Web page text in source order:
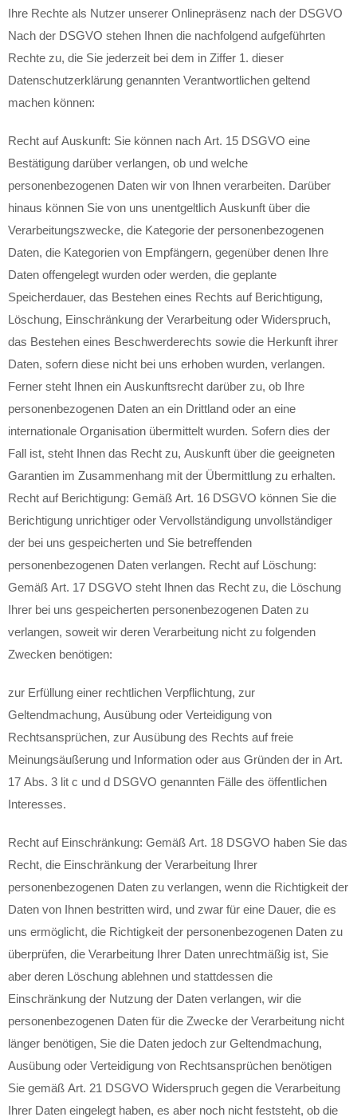
Ihre Rechte als Nutzer unserer Onlinepräsenz nach der DSGVO
Nach der DSGVO stehen Ihnen die nachfolgend aufgeführten
Rechte zu, die Sie jederzeit bei dem in Ziffer 1. dieser
Datenschutzerklärung genannten Verantwortlichen geltend
machen können:
Recht auf Auskunft: Sie können nach Art. 15 DSGVO eine
Bestätigung darüber verlangen, ob und welche
personenbezogenen Daten wir von Ihnen verarbeiten. Darüber
hinaus können Sie von uns unentgeltlich Auskunft über die
Verarbeitungszwecke, die Kategorie der personenbezogenen
Daten, die Kategorien von Empfängern, gegenüber denen Ihre
Daten offengelegt wurden oder werden, die geplante
Speicherdauer, das Bestehen eines Rechts auf Berichtigung,
Löschung, Einschränkung der Verarbeitung oder Widerspruch,
das Bestehen eines Beschwerderechts sowie die Herkunft ihrer
Daten, sofern diese nicht bei uns erhoben wurden, verlangen.
Ferner steht Ihnen ein Auskunftsrecht darüber zu, ob Ihre
personenbezogenen Daten an ein Drittland oder an eine
internationale Organisation übermittelt wurden. Sofern dies der
Fall ist, steht Ihnen das Recht zu, Auskunft über die geeigneten
Garantien im Zusammenhang mit der Übermittlung zu erhalten.
Recht auf Berichtigung: Gemäß Art. 16 DSGVO können Sie die
Berichtigung unrichtiger oder Vervollständigung unvollständiger
der bei uns gespeicherten und Sie betreffenden
personenbezogenen Daten verlangen. Recht auf Löschung:
Gemäß Art. 17 DSGVO steht Ihnen das Recht zu, die Löschung
Ihrer bei uns gespeicherten personenbezogenen Daten zu
verlangen, soweit wir deren Verarbeitung nicht zu folgenden
Zwecken benötigen:
zur Erfüllung einer rechtlichen Verpflichtung, zur
Geltendmachung, Ausübung oder Verteidigung von
Rechtsansprüchen, zur Ausübung des Rechts auf freie
Meinungsäußerung und Information oder aus Gründen der in Art.
17 Abs. 3 lit c und d DSGVO genannten Fälle des öffentlichen
Interesses.
Recht auf Einschränkung: Gemäß Art. 18 DSGVO haben Sie das
Recht, die Einschränkung der Verarbeitung Ihrer
personenbezogenen Daten zu verlangen, wenn die Richtigkeit der
Daten von Ihnen bestritten wird, und zwar für eine Dauer, die es
uns ermöglicht, die Richtigkeit der personenbezogenen Daten zu
überprüfen, die Verarbeitung Ihrer Daten unrechtmäßig ist, Sie
aber deren Löschung ablehnen und stattdessen die
Einschränkung der Nutzung der Daten verlangen, wir die
personenbezogenen Daten für die Zwecke der Verarbeitung nicht
länger benötigen, Sie die Daten jedoch zur Geltendmachung,
Ausübung oder Verteidigung von Rechtsansprüchen benötigen
Sie gemäß Art. 21 DSGVO Widerspruch gegen die Verarbeitung
Ihrer Daten eingelegt haben, es aber noch nicht feststeht, ob die